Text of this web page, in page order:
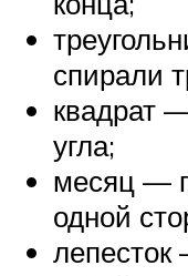
спирали
квадрат
угла;
месяц —
одной
лепесток